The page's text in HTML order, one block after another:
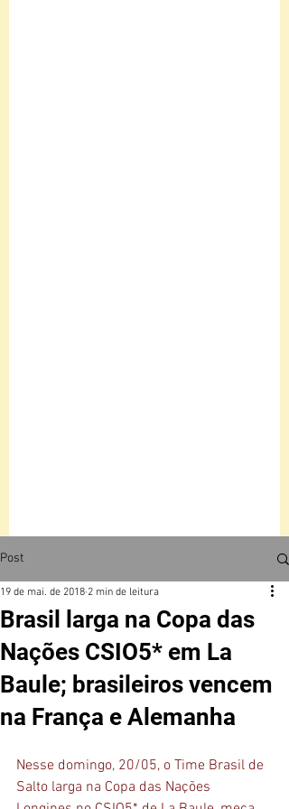
Post
Brasil larga na Copa das
Nações CSIO5* em La
Baule; brasileiros vencem
na França e Alemanha
19 de mai. de 2018 2 min de leitura
Nesse domingo, 20/05, o Time Brasil de
Salto larga na Copa das Nações